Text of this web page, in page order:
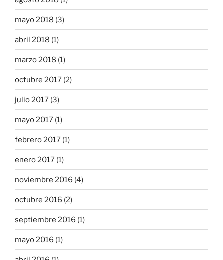
mayo 2018 (3)
abril 2018 (1)
marzo 2018 (1)
octubre 2017 (2)
julio 2017 (3)
mayo 2017 (1)
febrero 2017 (1)
enero 2017 (1)
noviembre 2016 (4)
octubre 2016 (2)
septiembre 2016 (1)
mayo 2016 (1)